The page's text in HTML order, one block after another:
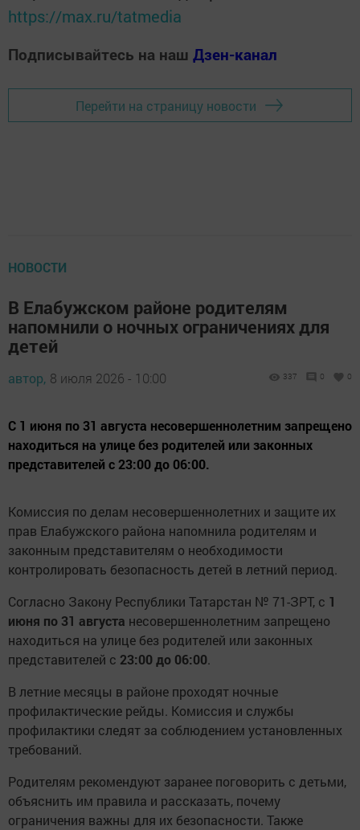
https://max.ru/tatmedia
Подписывайтесь на наш Дзен-канал
Перейти на страницу новости
НОВОСТИ
В Елабужском районе родителям
напомнили о ночных ограничениях для
детей
автор, 8 июля 2026 - 10:00 337 0 0
С 1 июня по 31 августа несовершеннолетним запрещено
находиться на улице без родителей или законных
представителей с 23:00 до 06:00.
Комиссия по делам несовершеннолетних и защите их
прав Елабужского района напомнила родителям и
законным представителям о необходимости
контролировать безопасность детей в летний период.
Согласно Закону Республики Татарстан № 71-ЗРТ, с 1
июня по 31 августа несовершеннолетним запрещено
находиться на улице без родителей или законных
представителей с 23:00 до 06:00.
В летние месяцы в районе проходят ночные
профилактические рейды. Комиссия и службы
профилактики следят за соблюдением установленных
требований.
Родителям рекомендуют заранее поговорить с детьми,
объяснить им правила и рассказать, почему
ограничения важны для их безопасности. Также